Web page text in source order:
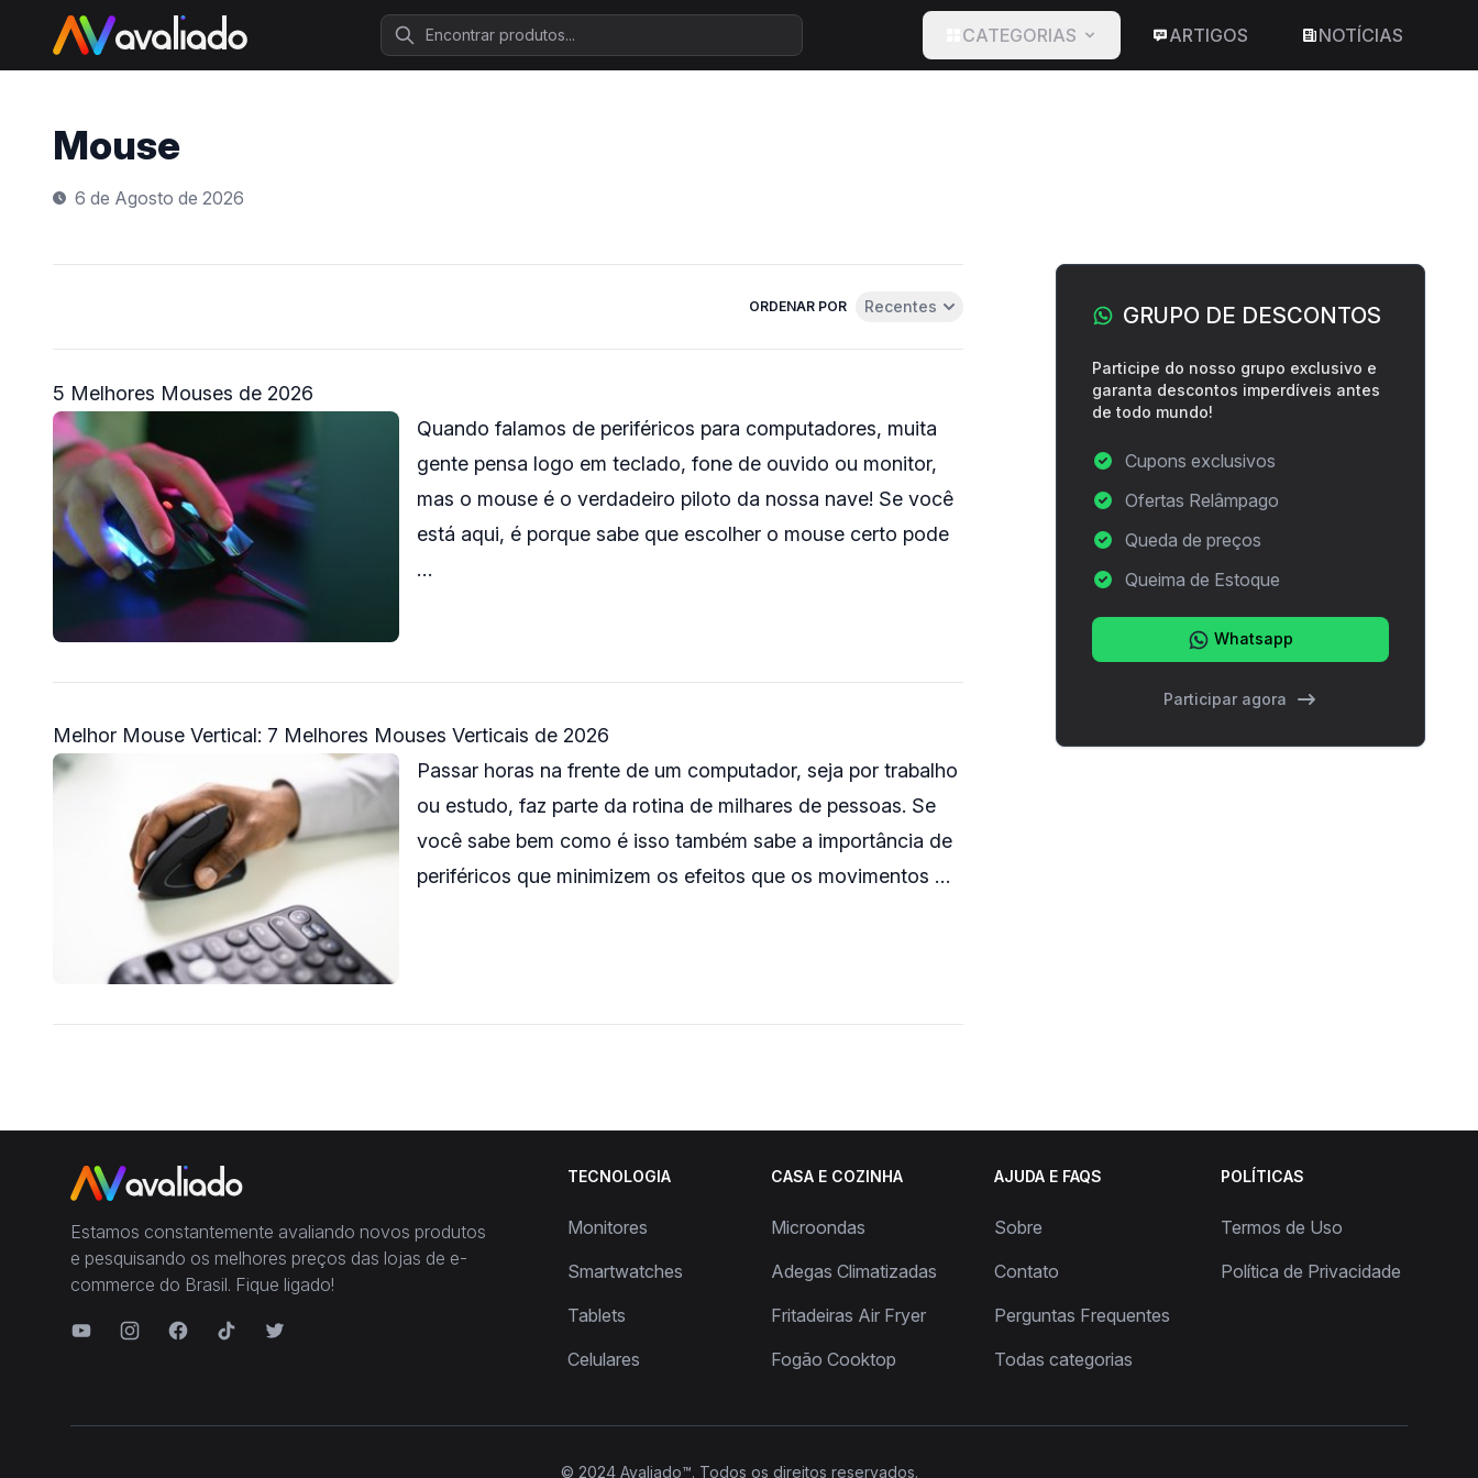
Procurar
CATEGORIAS ARTIGOS NOTÍCIAS
Mouse
6 de Agosto de 2026
ORDENAR POR Abrir menu de usuário
Recentes
5 Melhores Mouses de 2026
Quando falamos de periféricos para computadores, muita
gente pensa logo em teclado, fone de ouvido ou monitor,
mas o mouse é o verdadeiro piloto da nossa nave! Se você
está aqui, é porque sabe que escolher o mouse certo pode
…
Melhor Mouse Vertical: 7 Melhores Mouses Verticais de 2026
Passar horas na frente de um computador, seja por trabalho
ou estudo, faz parte da rotina de milhares de pessoas. Se
você sabe bem como é isso também sabe a importância de
periféricos que minimizem os efeitos que os movimentos …
Barra lateral
GRUPO DE DESCONTOS
Participe do nosso grupo exclusivo e
garanta descontos imperdíveis antes
de todo mundo!
Cupons exclusivos
Ofertas Relâmpago
Queda de preços
Queima de Estoque
Whatsapp
Participar agora
Estamos constantemente avaliando novos produtos
e pesquisando os melhores preços das lojas de e-
commerce do Brasil. Fique ligado!
TECNOLOGIA
Monitores
Smartwatches
Tablets
Celulares
CASA E COZINHA
Microondas
Adegas Climatizadas
Fritadeiras Air Fryer
Fogão Cooktop
AJUDA E FAQS
Sobre
Contato
Perguntas Frequentes
Todas categorias
POLÍTICAS
Termos de Uso
Política de Privacidade
© 2024 Avaliado™. Todos os direitos reservados.